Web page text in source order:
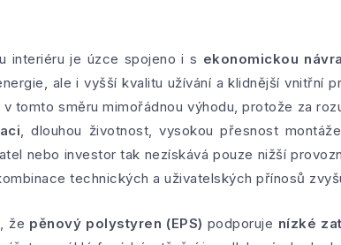
interiéru je úzce spojeno i s ekonomickou
ale i vyšší kvalitu užívání a klidnější vnitřní
v tomto směru mimořádnou výhodu, protože za
, dlouhou životnost, vysokou přesnost
nebo investor tak nezískává pouze nižší
technických a uživatelských přínosů
že pěnový polystyren (EPS) podporuje nízké